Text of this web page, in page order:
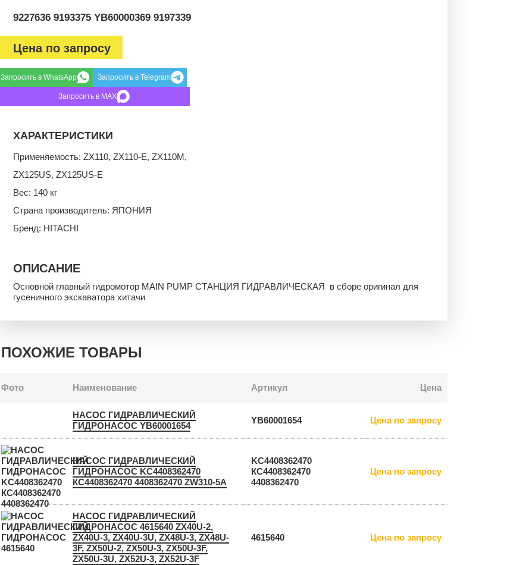
9227636 9193375 YB60000369 9197339
Цена по запросу
Запросить в WhatsApp Запросить в Telegram
Запросить в MAX
ХАРАКТЕРИСТИКИ
Применяемость: ZX110, ZX110-E, ZX110M,
ZX125US, ZX125US-E
Вес: 140 кг
Страна производитель: ЯПОНИЯ
Бренд: HITACHI
ОПИСАНИЕ
Основной главный гидромотор MAIN PUMP СТАНЦИЯ ГИДРАВЛИЧЕСКАЯ в сборе оригинал для
гусеничного экскаватора хитачи
ПОХОЖИЕ ТОВАРЫ
Фото Наименование Артикул Цена
НАСОС ГИДРАВЛИЧЕСКИЙ
ГИДРОНАСОС YB60001654
YB60001654 Цена по запросу
НАСОС ГИДРАВЛИЧЕСКИЙ
ГИДРОНАСОС KC4408362470
КС4408362470 4408362470 ZW310-5A
KC4408362470
КС4408362470
4408362470
Цена по запросу
НАСОС ГИДРАВЛИЧЕСКИЙ
ГИДРОНАСОС 4615640 ZX40U-2,
ZX40U-3, ZX40U-3U, ZX48U-3, ZX48U-
3F, ZX50U-2, ZX50U-3, ZX50U-3F,
ZX50U-3U, ZX52U-3, ZX52U-3F
4615640 Цена по запросу